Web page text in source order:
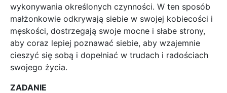
wykonywania określonych czynności. W ten sposób
małżonkowie odkrywają siebie w swojej kobiecości i
męskości, dostrzegają swoje mocne i słabe strony,
aby coraz lepiej poznawać siebie, aby wzajemnie
cieszyć się sobą i dopełniać w trudach i radościach
swojego życia.
ZADANIE